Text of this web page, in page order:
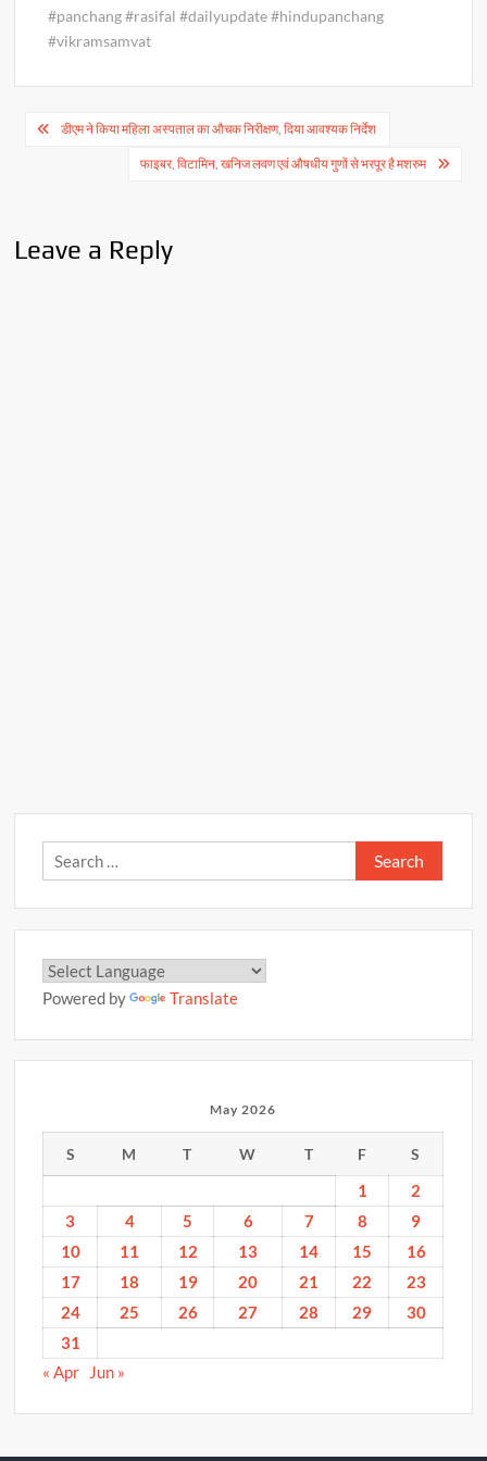
#panchang #rasifal #dailyupdate #hindupanchang
#vikramsamvat
Post
navigation
डीएम ने किया महिला अस्पताल का औचक निरीक्षण, दिया आवश्यक निर्देश
फाइबर, विटामिन, खनिज लवण एवं औषधीय गुणों से भरपूर है मशरुम
Leave a Reply
Search
for:
Powered by Translate
May 2026
S M T W T F S
1
2
3
4 5 6 7 8
9
10
11 12 13 14 15
16
17
18 19 20 21 22
23
24
25 26 27 28 29
30
31
« Apr
Jun »